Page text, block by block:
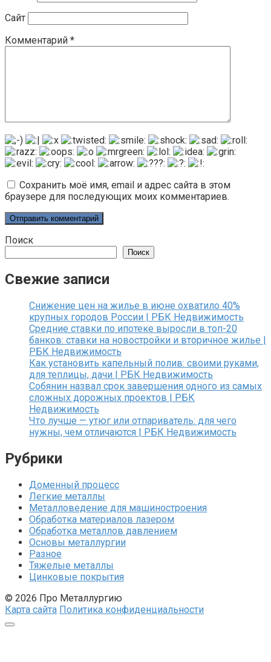
Сайт
Комментарий *
Сохранить моё имя, email и адрес сайта в этом
браузере для последующих моих комментариев.
Поиск
Поиск
Свежие записи
Снижение цен на жилье в июне охватило 40%
крупных городов России | РБК Недвижимость
Средние ставки по ипотеке выросли в топ-20
банков: ставки на новостройки и вторичное жилье |
РБК Недвижимость
Как установить капельный полив: своими руками,
для теплицы, дачи | РБК Недвижимость
Собянин назвал срок завершения одного из самых
сложных дорожных проектов | РБК
Недвижимость
Что лучше — утюг или отпариватель: для чего
нужны, чем отличаются | РБК Недвижимость
Рубрики
Доменный процесс
Легкие металлы
Металловедение для машиностроения
Обработка материалов лазером
Обработка металлов давлением
Основы металлургии
Разное
Тяжелые металлы
Цинковые покрытия
© 2026 Про Металлургию
Карта сайта Политика конфиденциальности